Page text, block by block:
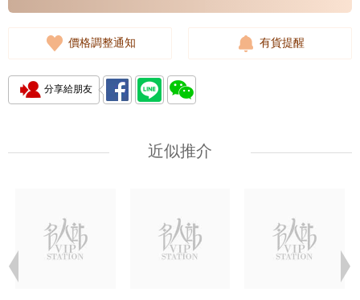
價格調整通知 有貨提醒
分享給朋友
近似推介